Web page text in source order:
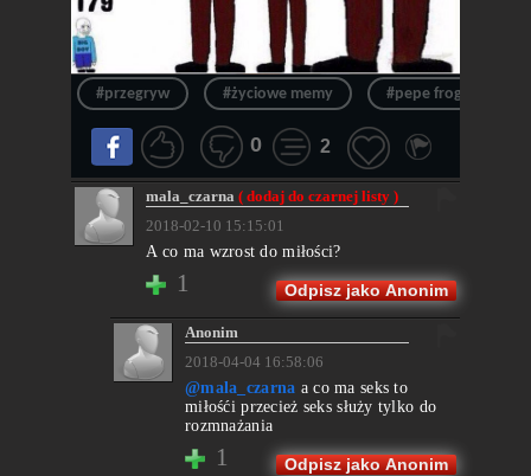
#przegryw #życiowe memy #pepe frog
0 2
mala_czarna( dodaj do czarnej listy )
2018-02-10 15:15:01
A co ma wzrost do miłości?
1 Odpisz jako Anonim
Anonim
2018-04-04 16:58:06
@mala_czarna a co ma seks to
miłośći przecież seks służy tylko do
rozmnażania
1 Odpisz jako Anonim